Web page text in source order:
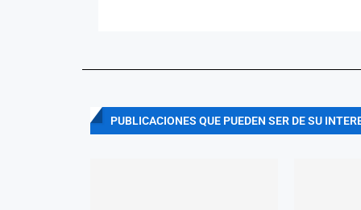
PUBLICACIONES QUE PUEDEN SER DE SU